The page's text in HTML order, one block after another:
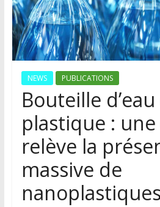
NEWS PUBLICATIONS
Bouteille
plastique :
relève la
massive de
nanoplastiques